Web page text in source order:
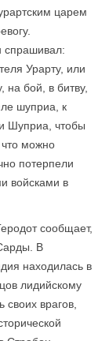
царем
спрашивал:
Урарту, или
на бой, в битву,
шуприа, к
Шуприа, чтобы
что можно
потерпели
войсками в
сообщает,
В
находилась в
лидийскому
врагов,